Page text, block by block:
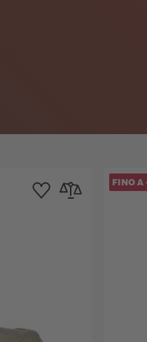
Aggiungi alla Lista dei Desideri
Aggiungi al confronto
FINO A